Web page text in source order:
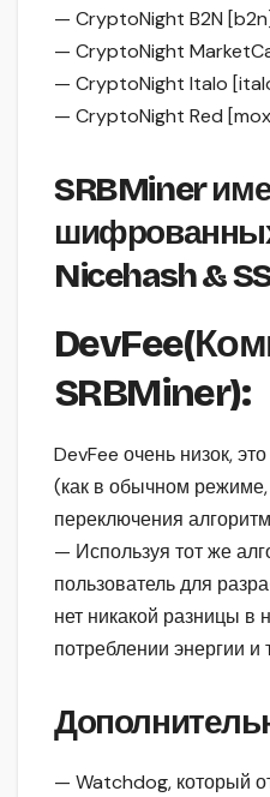
— CryptoNight B2N
— CryptoNight
— CryptoNight Italo
— CryptoNight Red
SRBMiner
Nicehash &
SRBMiner):
DevFee очень низок,
(как в обычном
переключения
— Используя тот же
пользователь для
нет никакой разницы в
потреблении энергии и
— Watchdog, который